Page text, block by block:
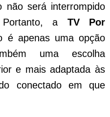
não será interrompido
Portanto, a TV Por
é apenas uma opção
uma escolha
e mais adaptada às
conectado em que